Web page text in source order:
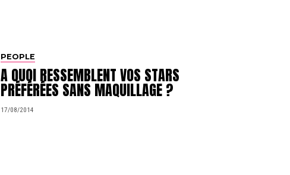
PEOPLE
A QUOI RESSEMBLENT VOS STARS
PRÉFÉRÉES SANS MAQUILLAGE ?
17/08/2014